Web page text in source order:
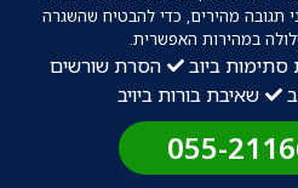
תגובה מהירים, כדי להבטיח שהשגרה
במהירות האפשרית.
ביוב
הסרת שורשים
שאיבת בורות ביויב
055-